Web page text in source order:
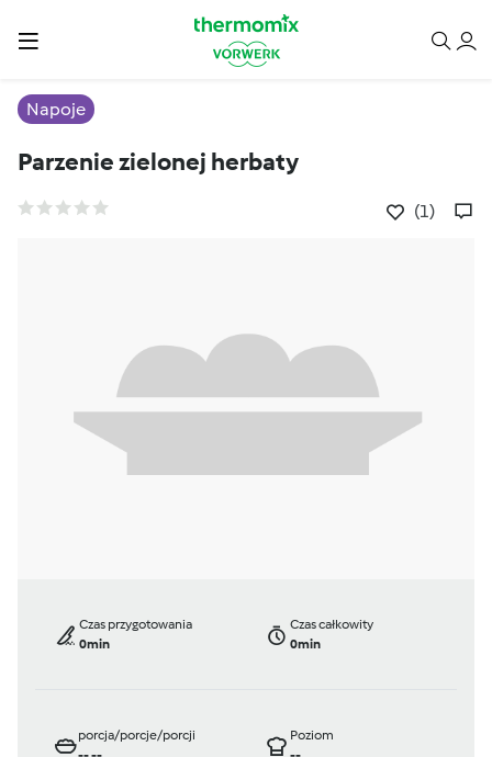
Napoje
Parzenie zielonej herbaty
(1)
Czas przygotowania
0min
Czas całkowity
0min
porcja/porcje/porcji
Poziom